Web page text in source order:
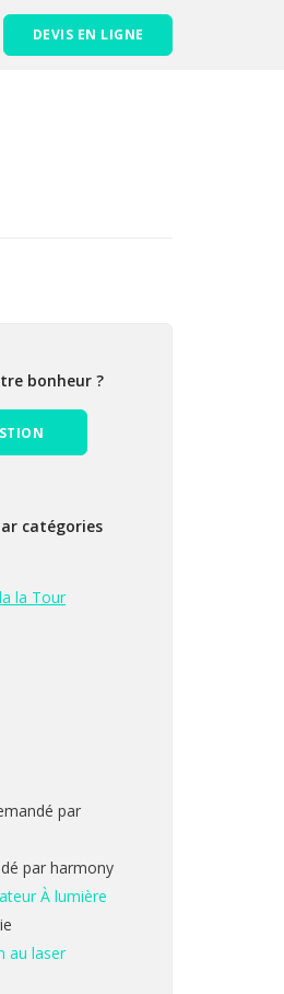
DEVIS EN LIGNE
bonheur ?
catégories
la Tour
par
par harmony
À lumière
au laser